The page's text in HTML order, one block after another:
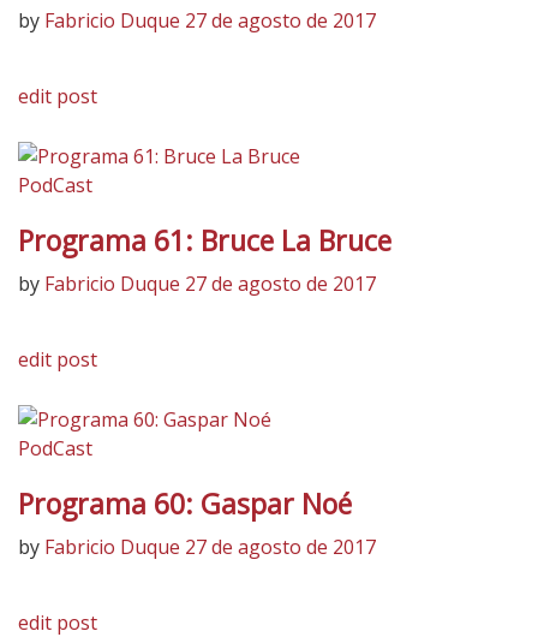
by Fabricio Duque 27 de agosto de 2017
edit post
PodCast
Programa 61: Bruce La Bruce
by Fabricio Duque 27 de agosto de 2017
edit post
PodCast
Programa 60: Gaspar Noé
by Fabricio Duque 27 de agosto de 2017
edit post